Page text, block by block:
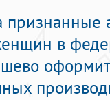
признанные
в